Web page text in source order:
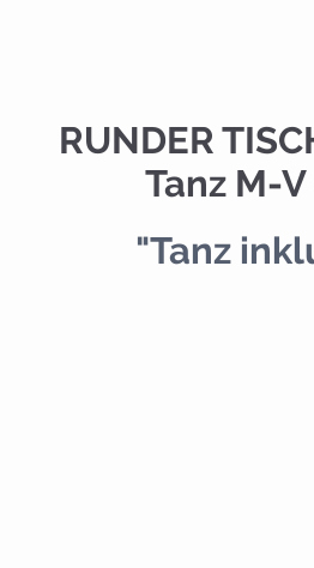
RUNDER
Tanz M-V
"Tanz